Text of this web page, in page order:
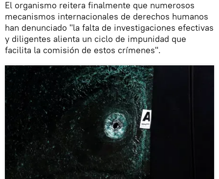
El organismo reitera finalmente que numerosos
mecanismos internacionales de derechos humanos
han denunciado "la falta de investigaciones efectivas
y diligentes alienta un ciclo de impunidad que
facilita la comisión de estos crímenes".